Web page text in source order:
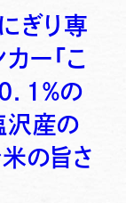
ぎり専
ー「こ
．1％の
沢産の
の旨さ